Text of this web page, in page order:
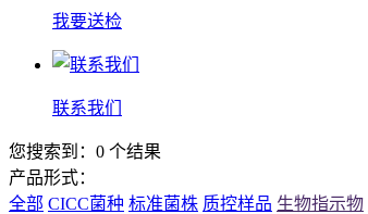
我要送检
联系我们
您搜索到：0 个结果
产品形式：
全部 CICC菌种 标准菌株 质控样品 生物指示物